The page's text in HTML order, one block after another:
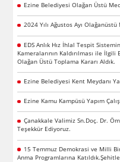
Ezine Belediyesi Olağan Üstü
2024 Yılı Ağustos Ayı
EDS Anlık Hız İhlal Tespit
Kameralarının Kaldırılması ile
Olağan Üstü Toplama Kararı Aldık.
Ezine Belediyesi Kent Meydanı
Ezine Kamu Kampüsü Yapım
Çanakkale Valimiz Sn.Doç. Dr.
Teşekkür Ediyoruz.
15 Temmuz Demokrasi ve Milli
Anma Programlarına